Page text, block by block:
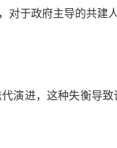
于政府主导的共建
进，这种失衡导致